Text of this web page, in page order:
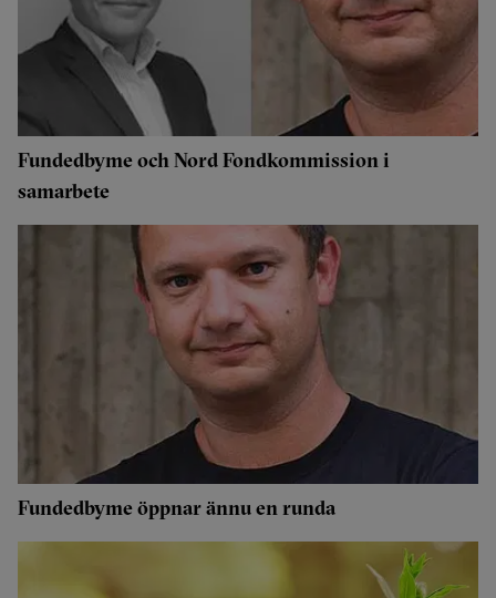
Fundedbyme och Nord Fondkommission i
samarbete
Fundedbyme öppnar ännu en runda